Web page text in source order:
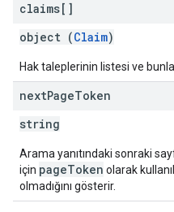
claims[]
object (Claim)
Hak taleplerinin listesi ve
nextPageToken
string
Arama yanıtındaki sonraki
için pageToken olarak
olmadığını gösterir.